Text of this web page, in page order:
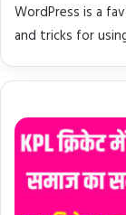
WordPress is a
and tricks for